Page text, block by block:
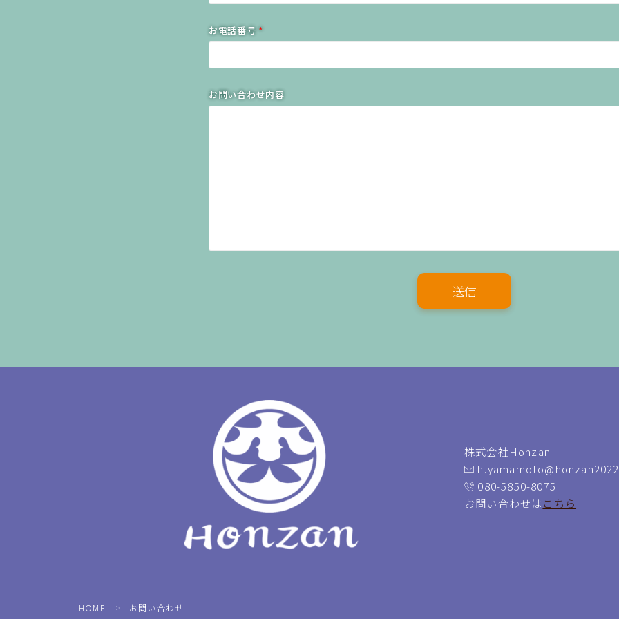
お電話番号*
お問い合わせ内容
株式会社Honzan
080-5850-8075
お問い合わせは こちら
HOME ＞ お問い合わせ